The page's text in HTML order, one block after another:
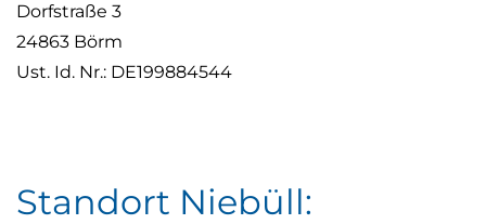
Dorfstraße 3
24863 Börm
Ust. Id. Nr.: DE199884544
Standort Niebüll: